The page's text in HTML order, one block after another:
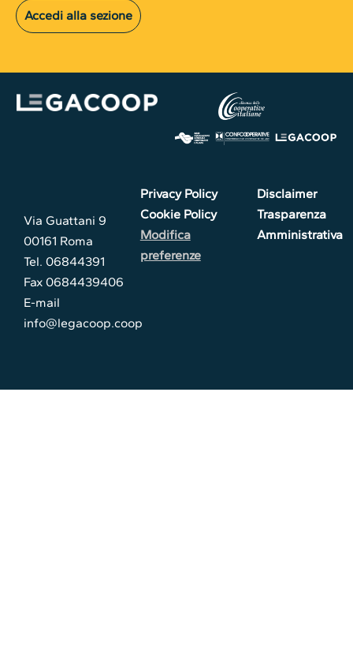
Accedi alla sezione
Via Guattani 9
00161 Roma
Tel. 06844391
Fax 0684439406
E-mail
info@legacoop.coop
Privacy Policy
Cookie Policy
Modifica
preferenze
Disclaimer
Trasparenza
Amministrativa